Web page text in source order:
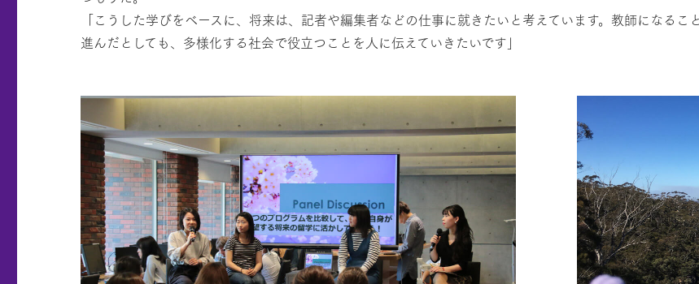
「こうした学びをベースに、将来は、記者や編集者などの仕事に就きたいと考えています。教師になる
進んだとしても、多様化する社会で役立つことを人に伝えていきたいです」